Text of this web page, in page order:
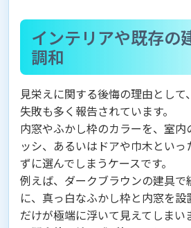
インテリアや既存の
調和
見栄えに関する後悔の理由として
失敗も多く報告されています。
内窓やふかし枠のカラーを、室
ッシ、あるいはドアや巾木とい
ずに選んでしまうケースです。
例えば、ダークブラウンの建具で
に、真っ白なふかし枠と内窓を設
だけが極端に浮いて見えてしまい